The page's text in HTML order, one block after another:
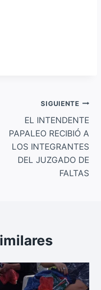
SIGUIENTE
EL INTENDENTE
PAPALEO RECIBIÓ A
LOS INTEGRANTES
DEL JUZGADO DE
FALTAS